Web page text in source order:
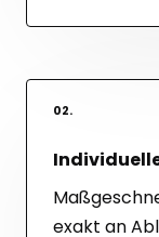
02.
exakt an